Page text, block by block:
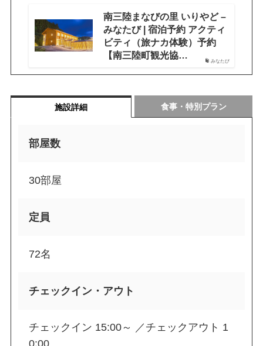
みなたび
南三陸まなびの里 いりやど –
みなたび | 宿泊予約 アクティ
ビティ（旅ナカ体験）予約
【南三陸町観光協…
施設詳細 食事・特別プラン
部屋数
30部屋
定員
72名
チェックイン・アウト
チェックイン 15:00～ ／チェックアウト 1